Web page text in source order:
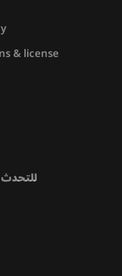
& license